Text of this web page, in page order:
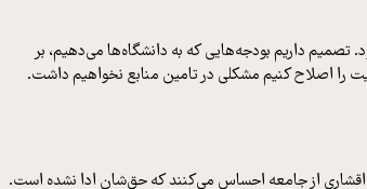
داریم بودجه‌هایی که به دانشگاه‌ها می‌دهیم، بر
را اصلاح کنیم مشکلی در تامین منابع نخواهیم داشت.
اقشاری از جامعه احساس می‌کنند که حق‌شان ادا نشده است.